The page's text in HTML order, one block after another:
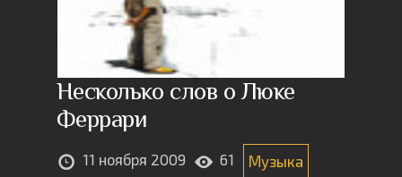
Несколько слов о Люке
Феррари
11 ноября 2009 61 Музыка